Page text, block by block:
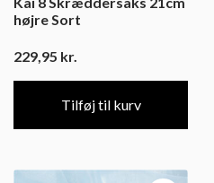
højre Sort
229,95 kr.
Tilføj til kurv